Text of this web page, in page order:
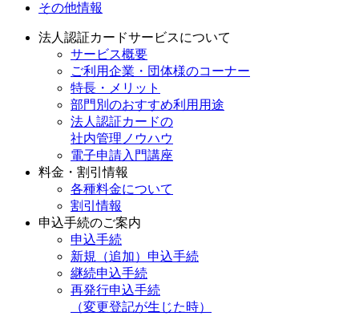
その他情報
法人認証カードサービスについて
サービス概要
ご利用企業・団体様のコーナー
特長・メリット
部門別のおすすめ利用用途
法人認証カードの
社内管理ノウハウ
電子申請入門講座
料金・割引情報
各種料金について
割引情報
申込手続のご案内
申込手続
新規（追加）申込手続
継続申込手続
再発行申込手続
（変更登記が生じた時）